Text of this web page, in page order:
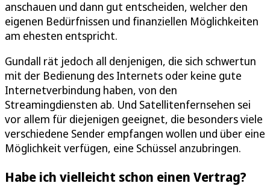
anschauen und dann gut entscheiden, welcher den
eigenen Bedürfnissen und finanziellen Möglichkeiten
am ehesten entspricht.
Gundall rät jedoch all denjenigen, die sich schwertun
mit der Bedienung des Internets oder keine gute
Internetverbindung haben, von den
Streamingdiensten ab. Und Satellitenfernsehen sei
vor allem für diejenigen geeignet, die besonders viele
verschiedene Sender empfangen wollen und über eine
Möglichkeit verfügen, eine Schüssel anzubringen.
Habe ich vielleicht schon einen Vertrag?